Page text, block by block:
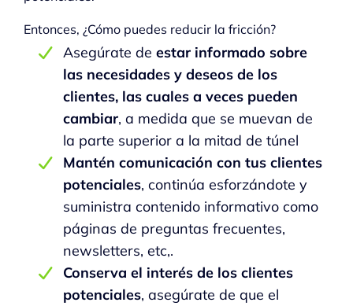
Entonces, ¿Cómo puedes reducir la fricción?
Asegúrate de estar informado sobre
las necesidades y deseos de los
clientes, las cuales a veces pueden
cambiar, a medida que se muevan de
la parte superior a la mitad de túnel
Mantén comunicación con tus clientes
potenciales, continúa esforzándote y
suministra contenido informativo como
páginas de preguntas frecuentes,
newsletters, etc,.
Conserva el interés de los clientes
potenciales, asegúrate de que el